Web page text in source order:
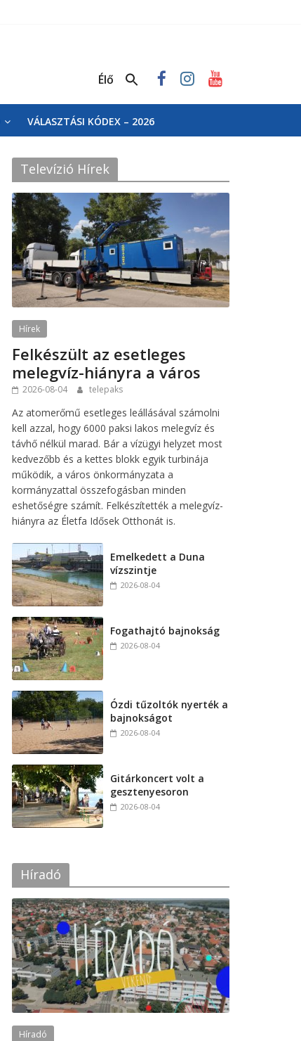
Élő
VÁLASZTÁSI KÓDEX – 2026
Televízió Hírek
Hírek
Felkészült az esetleges
melegvíz-hiányra a város
2026-08-04 telepaks
Az atomerőmű esetleges leállásával számolni
kell azzal, hogy 6000 paksi lakos melegvíz és
távhő nélkül marad. Bár a vízügyi helyzet most
kedvezőbb és a kettes blokk egyik turbinája
működik, a város önkormányzata a
kormányzattal összefogásban minden
eshetőségre számít. Felkészítették a melegvíz-
hiányra az Életfa Idősek Otthonát is.
Emelkedett a Duna
vízszintje
2026-08-04
Fogathajtó bajnokság
2026-08-04
Ózdi tűzoltók nyerték a
bajnokságot
2026-08-04
Gitárkoncert volt a
gesztenyesoron
2026-08-04
Híradó
Híradó